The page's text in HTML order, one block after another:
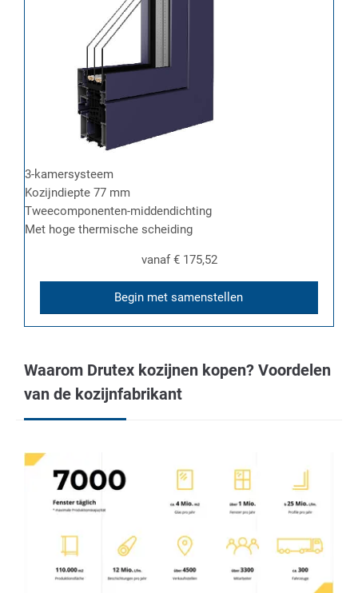
3-kamersysteem
Kozijndiepte 77 mm
Tweecomponenten-middendichting
Met hoge thermische scheiding
vanaf€ 175,52
Begin met samenstellen
Waarom Drutex kozijnen kopen? Voordelen
van de kozijnfabrikant